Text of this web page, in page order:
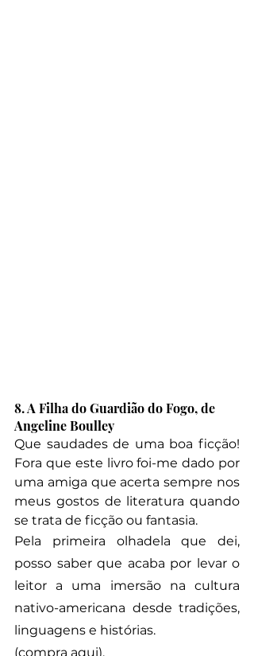
8. A Filha do Guardião do Fogo, de
Angeline Boulley
Que saudades de uma boa ficção!
Fora que este livro foi-me dado por
uma amiga que acerta sempre nos
meus gostos de literatura quando
se trata de ficção ou fantasia.
Pela primeira olhadela que dei,
posso saber que acaba por levar o
leitor a uma imersão na cultura
nativo-americana desde tradições,
linguagens e histórias.
(compra aqui).